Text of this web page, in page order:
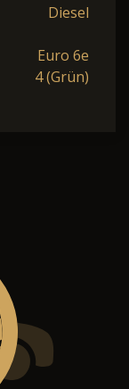
Diesel
Euro 6e
4 (Grün)